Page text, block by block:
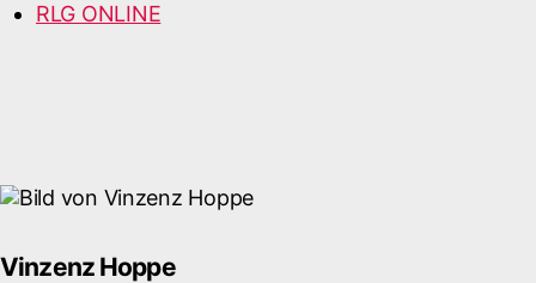
RLG ONLINE
Vinzenz Hoppe